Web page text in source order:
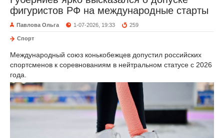
фигуристов РФ на международные старты
Павлова Ольга 1-07-2026, 19:33 259
Спорт
Международный союз конькобежцев допустил российских
спортсменов к соревнованиям в нейтральном статусе с 2026
года.